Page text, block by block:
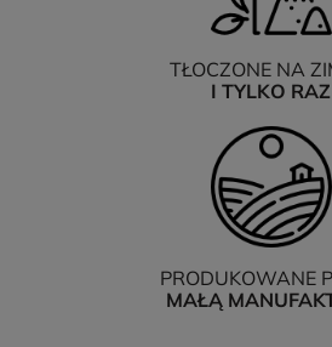
TŁOCZONE NA
I TYLKO RAZ
PRODUKOWANE
MAŁĄ